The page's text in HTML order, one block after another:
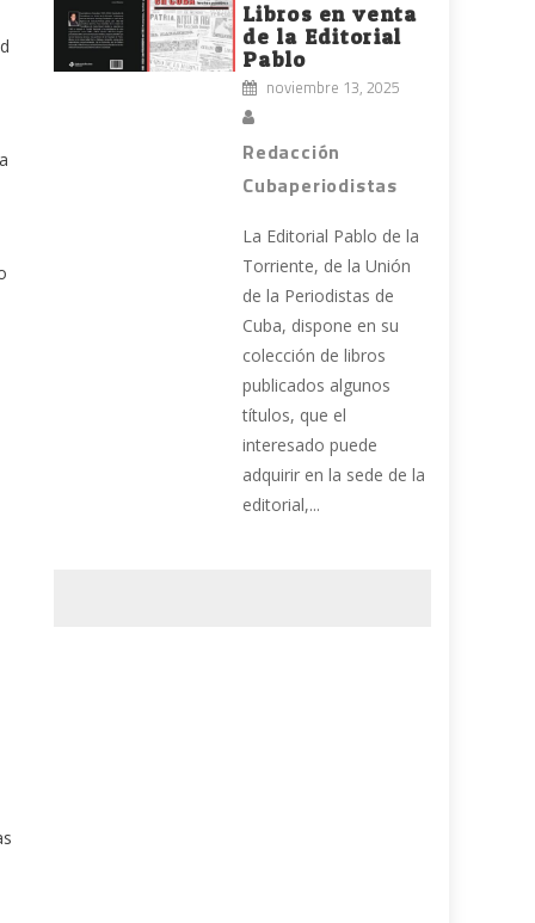
Libros en venta
de la Editorial
Pablo
noviembre 13, 2025
Redacción
Cubaperiodistas
La Editorial Pablo de la
Torriente, de la Unión
de la Periodistas de
Cuba, dispone en su
colección de libros
publicados algunos
títulos, que el
interesado puede
adquirir en la sede de la
editorial,...